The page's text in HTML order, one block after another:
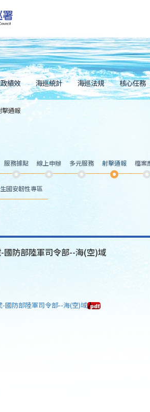
績效 海巡統計 海巡法規 核心任務
擊通報
服務據點 線上申辦 多元服務 射擊通報 檔案
國安韌性專區
國防部陸軍司令部--海(空)域
-國防部陸軍司令部--海(空)域